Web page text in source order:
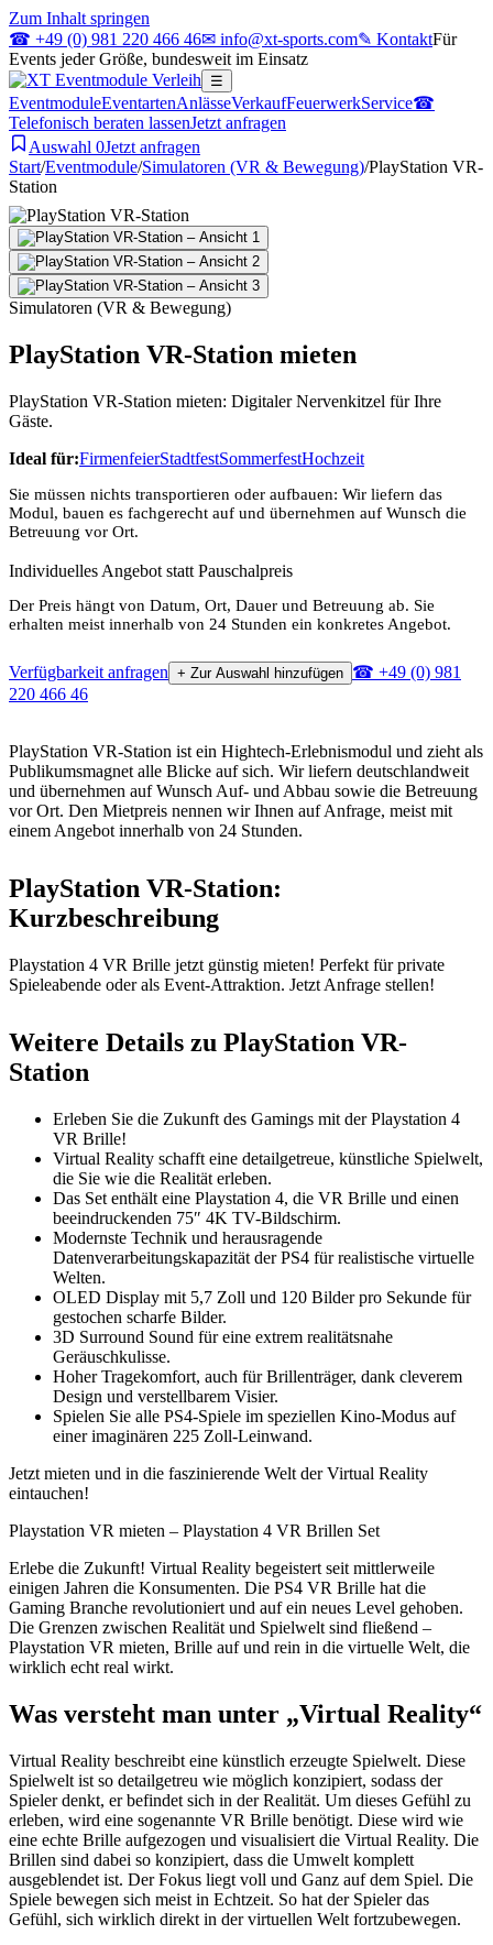
Zum Inhalt springen
☎ +49 (0) 981 220 466 46✉ info@xt-sports.com✎ KontaktFür
Events jeder Größe, bundesweit im Einsatz
☰
EventmoduleEventartenAnlässeVerkaufFeuerwerkService☎
Telefonisch beraten lassenJetzt anfragen
Auswahl 0Jetzt anfragen
Start/Eventmodule/Simulatoren (VR & Bewegung)/PlayStation VR-
Station
Simulatoren (VR & Bewegung)
PlayStation VR-Station mieten
PlayStation VR-Station mieten: Digitaler Nervenkitzel für Ihre
Gäste.
Ideal für:FirmenfeierStadtfestSommerfestHochzeit
Sie müssen nichts transportieren oder aufbauen: Wir liefern das
Modul, bauen es fachgerecht auf und übernehmen auf Wunsch die
Betreuung vor Ort.
Individuelles Angebot statt Pauschalpreis
Der Preis hängt von Datum, Ort, Dauer und Betreuung ab. Sie
erhalten meist innerhalb von 24 Stunden ein konkretes Angebot.
Verfügbarkeit anfragen + Zur Auswahl hinzufügen ☎ +49 (0) 981
220 466 46
PlayStation VR-Station ist ein Hightech-Erlebnismodul und zieht als
Publikumsmagnet alle Blicke auf sich. Wir liefern deutschlandweit
und übernehmen auf Wunsch Auf- und Abbau sowie die Betreuung
vor Ort. Den Mietpreis nennen wir Ihnen auf Anfrage, meist mit
einem Angebot innerhalb von 24 Stunden.
PlayStation VR-Station:
Kurzbeschreibung
Playstation 4 VR Brille jetzt günstig mieten! Perfekt für private
Spieleabende oder als Event-Attraktion. Jetzt Anfrage stellen!
Weitere Details zu PlayStation VR-
Station
Erleben Sie die Zukunft des Gamings mit der Playstation 4
VR Brille!
Virtual Reality schafft eine detailgetreue, künstliche Spielwelt,
die Sie wie die Realität erleben.
Das Set enthält eine Playstation 4, die VR Brille und einen
beeindruckenden 75″ 4K TV-Bildschirm.
Modernste Technik und herausragende
Datenverarbeitungskapazität der PS4 für realistische virtuelle
Welten.
OLED Display mit 5,7 Zoll und 120 Bilder pro Sekunde für
gestochen scharfe Bilder.
3D Surround Sound für eine extrem realitätsnahe
Geräuschkulisse.
Hoher Tragekomfort, auch für Brillenträger, dank cleverem
Design und verstellbarem Visier.
Spielen Sie alle PS4-Spiele im speziellen Kino-Modus auf
einer imaginären 225 Zoll-Leinwand.
Jetzt mieten und in die faszinierende Welt der Virtual Reality
eintauchen!
Playstation VR mieten – Playstation 4 VR Brillen Set
Erlebe die Zukunft! Virtual Reality begeistert seit mittlerweile
einigen Jahren die Konsumenten. Die PS4 VR Brille hat die
Gaming Branche revolutioniert und auf ein neues Level gehoben.
Die Grenzen zwischen Realität und Spielwelt sind fließend –
Playstation VR mieten, Brille auf und rein in die virtuelle Welt, die
wirklich echt real wirkt.
Was versteht man unter „Virtual Reality“
Virtual Reality beschreibt eine künstlich erzeugte Spielwelt. Diese
Spielwelt ist so detailgetreu wie möglich konzipiert, sodass der
Spieler denkt, er befindet sich in der Realität. Um dieses Gefühl zu
erleben, wird eine sogenannte VR Brille benötigt. Diese wird wie
eine echte Brille aufgezogen und visualisiert die Virtual Reality. Die
Brillen sind dabei so konzipiert, dass die Umwelt komplett
ausgeblendet ist. Der Fokus liegt voll und Ganz auf dem Spiel. Die
Spiele bewegen sich meist in Echtzeit. So hat der Spieler das
Gefühl, sich wirklich direkt in der virtuellen Welt fortzubewegen.